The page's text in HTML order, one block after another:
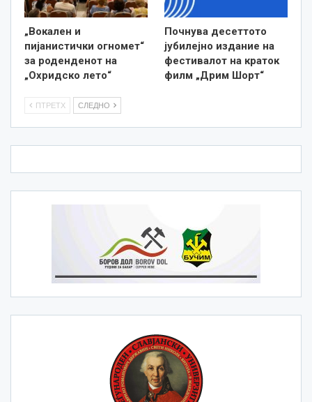
„Вокален и
пијанистички огномет“
за роденденот на
„Охридско лето“
Почнува десеттото
јубилејно издание на
фестивалот на краток
филм „Дрим Шорт“
ПТРЕТХ СЛЕДНО